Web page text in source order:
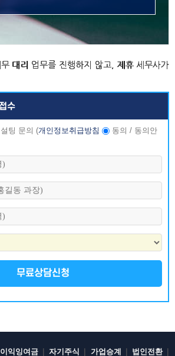
대리 업무를 진행하지 않고, 제휴 세무사가
수
팅 문의 (개인정보취급방침 동의 / 동의안
무료상담신청
이익잉여금|자기주식 | 가업승계 | 법인전환|